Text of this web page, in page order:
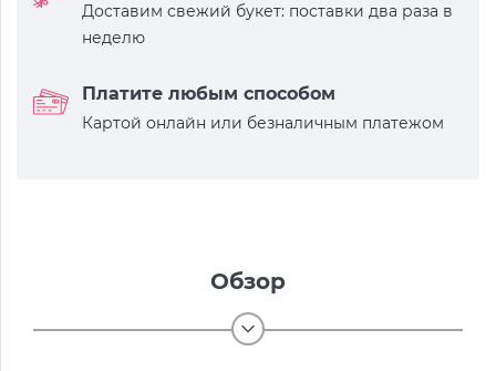
Доставим свежий букет: поставки два раза в
неделю
Платите любым способом
Картой онлайн или безналичным платежом
Обзор